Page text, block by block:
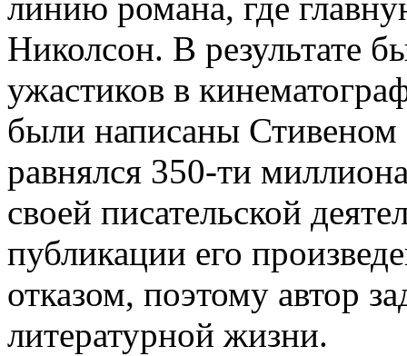
линию романа, где
Николсон. В результате
ужастиков в
были написаны
равнялся 350-ти
своей писательской
публикации его
отказом, поэтому автор
литературной жизни.